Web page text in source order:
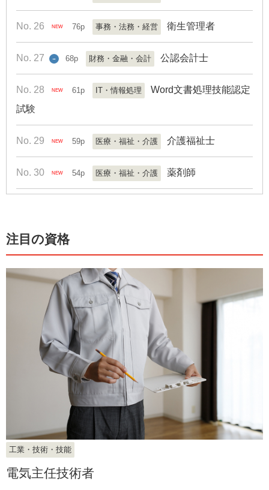
No. 26 NEW 76p 事務・法務・経営 衛生管理者
No. 27 → 68p 財務・金融・会計 公認会計士
No. 28 NEW 61p IT・情報処理
Word文書処理技能認定
試験
No. 29 NEW 59p 医療・福祉・介護 介護福祉士
No. 30 NEW 54p 医療・福祉・介護 薬剤師
注目の資格
工業・技術・技能
電気主任技術者